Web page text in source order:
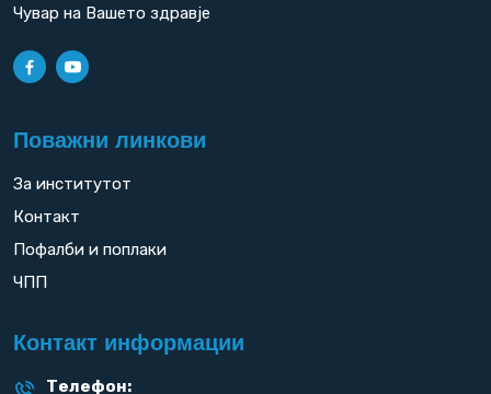
Чувар на Вашето здравје
Поважни линкови
За институтот
Контакт
Пофалби и поплаки
ЧПП
Контакт информации
Телефон: